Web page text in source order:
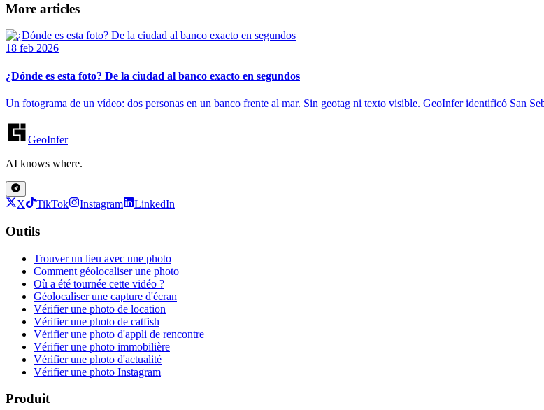
More articles
18 feb 2026
¿Dónde es esta foto? De la ciudad al banco exacto en segundos
Un fotograma de un vídeo: dos personas en un banco frente al mar. Sin geotag ni texto visible. GeoInfer identificó San
GeoInfer
AI knows where.
X TikTok Instagram LinkedIn
Outils
Trouver un lieu avec une photo
Comment géolocaliser une photo
Où a été tournée cette vidéo ?
Géolocaliser une capture d'écran
Vérifier une photo de location
Vérifier une photo de catfish
Vérifier une photo d'appli de rencontre
Vérifier une photo immobilière
Vérifier une photo d'actualité
Vérifier une photo Instagram
Produit